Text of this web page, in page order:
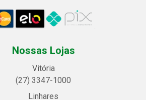
Nossas Lojas
Vitória
(27) 3347-1000
Linhares